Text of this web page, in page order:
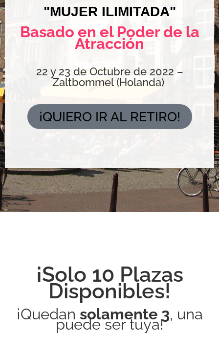
"MUJER ILIMITADA"
Basado en el Poder de la
Atracción
22 y 23 de Octubre de 2022 –
Zaltbommel (Holanda)
¡QUIERO IR AL RETIRO!
¡Solo 10 Plazas
Disponibles!
¡Quedan solamente 3, una
puede ser tuya!